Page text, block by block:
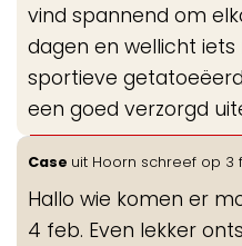
vind spannend om
dagen en wellicht iets
sportieve
een goed verzorgd
Case uit Hoorn schreef op 3
Hallo wie komen er
4 feb. Even lekker